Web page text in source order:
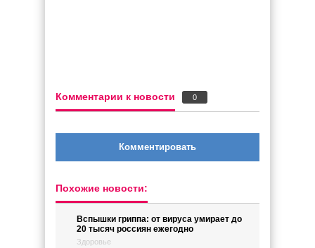
Комментарии к новости 0
Комментировать
Похожие новости:
Вспышки гриппа: от вируса умирает до
20 тысяч россиян ежегодно
Здоровье